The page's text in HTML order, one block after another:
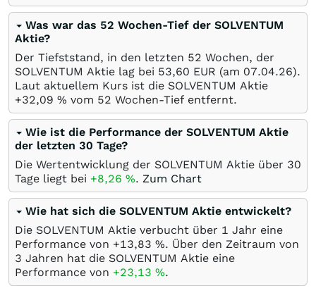
Was war das 52 Wochen-Tief der SOLVENTUM
Aktie?
Der Tiefststand, in den letzten 52 Wochen, der
SOLVENTUM Aktie lag bei 53,60 EUR (am 07.04.26).
Laut aktuellem Kurs ist die SOLVENTUM Aktie
+32,09 % vom 52 Wochen-Tief entfernt.
Wie ist die Performance der SOLVENTUM Aktie
der letzten 30 Tage?
Die Wertentwicklung der SOLVENTUM Aktie über 30
Tage liegt bei +8,26 %. Zum Chart
Wie hat sich die SOLVENTUM Aktie entwickelt?
Die SOLVENTUM Aktie verbucht über 1 Jahr eine
Performance von +13,83 %. Über den Zeitraum von
3 Jahren hat die SOLVENTUM Aktie eine
Performance von +23,13 %.